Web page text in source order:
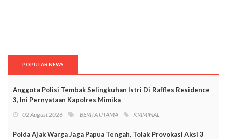
POPULAR NEWS
Anggota Polisi Tembak Selingkuhan Istri Di Raffles Residence
3, Ini Pernyataan Kapolres Mimika
02 August 2026 BERITA UTAMA KRIMINAL
Polda Ajak Warga Jaga Papua Tengah, Tolak Provokasi Aksi 3